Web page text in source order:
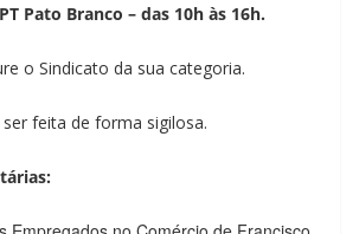
Pato Branco – das 10h às 16h.
o Sindicato da sua categoria.
feita de forma sigilosa.